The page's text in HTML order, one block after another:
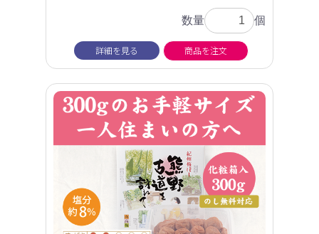
数量 個
詳細を見る 商品を注文